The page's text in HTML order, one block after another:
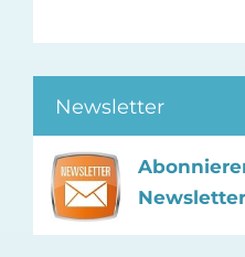
Newsletter